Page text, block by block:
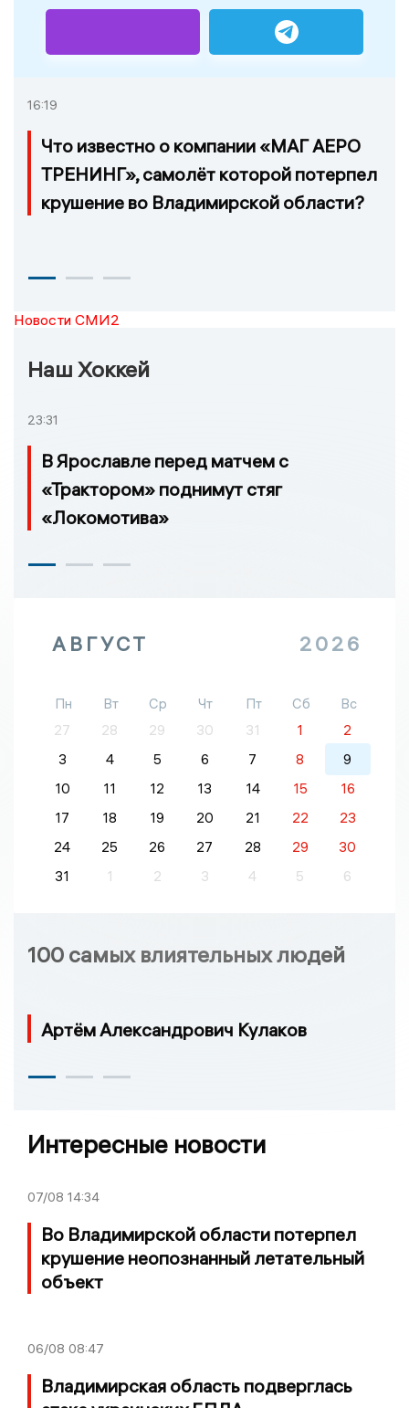
16:19
Что известно о компании «МАГ АЕРО
ТРЕНИНГ», самолёт которой потерпел
крушение во Владимирской области?
Новости СМИ2
Наш Хоккей
23:31
В Ярославле перед матчем с
«Трактором» поднимут стяг
«Локомотива»
АВГУСТ 2026
Пн Вт Ср Чт Пт Сб
Вс
27
28 29 30 31 1
2
3
4 5 6 7 8
9
10
11 12 13 14 15
16
17
18 19 20 21 22
23
24
25 26 27 28 29
30
31
1 2 3 4 5 6
100 самых влиятельных людей
Артём Александрович Кулаков
Интересные новости
07/08 14:34
Во Владимирской области потерпел
крушение неопознанный летательный
объект
06/08 08:47
Владимирская область подверглась